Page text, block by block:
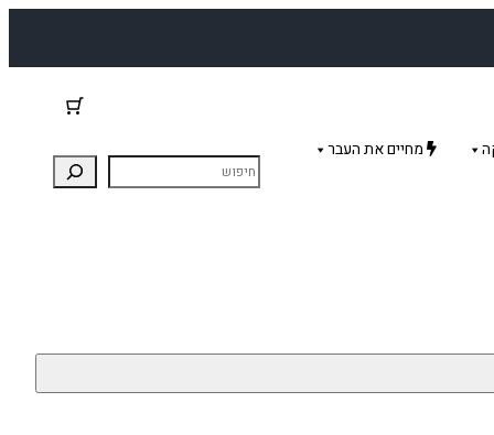
מחיים את העבר